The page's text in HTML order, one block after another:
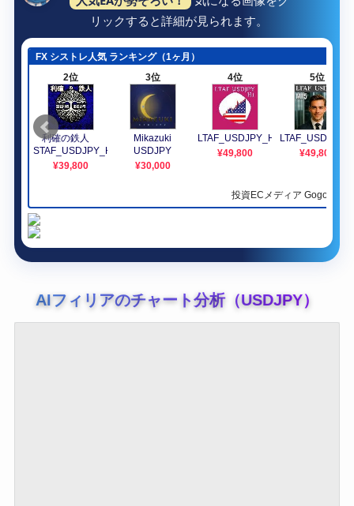
リックすると詳細が見られます。
AIフィリアのチャート分析（USDJPY）